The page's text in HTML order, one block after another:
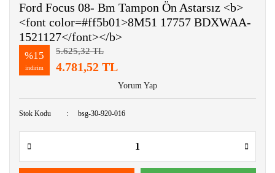
Ford Focus 08- Bm Tampon Ön Astarsız <b>
<font color=#ff5b01>8M51 17757 BDXWAA-
1521127</font></b>
%15
indirim
5.625,32 TL
4.781,52 TL
Yorum Yap
Stok Kodu bsg-30-920-016